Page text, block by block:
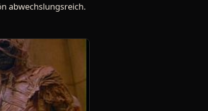
abwechslungsreich.